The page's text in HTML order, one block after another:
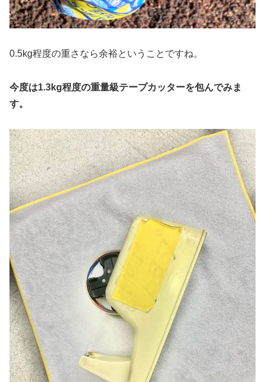
0.5kg程度の重さなら余裕ということですね。
今度は1.3kg程度の重量級テープカッターを包んでみま
す。